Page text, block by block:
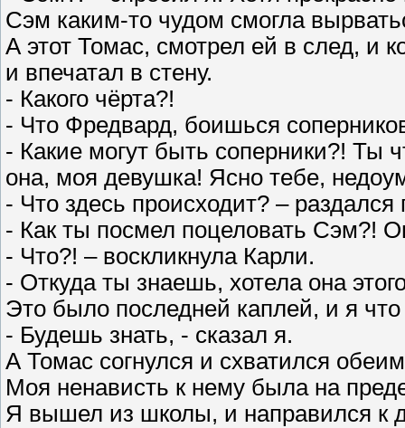
Сэм каким-то чудом смогла
А этот Томас, смотрел ей в след, и
и впечатал в стену.
- Какого чёрта?!
- Что Фредвард, боишься
- Какие могут быть соперники?!
она, моя девушка! Ясно тебе,
- Что здесь происходит? –
- Как ты посмел поцеловать Сэм?!
- Что?! – воскликнула Карли.
- Откуда ты знаешь, хотела она
Это было последней каплей, и я
- Будешь знать, - сказал я.
А Томас согнулся и схватился
Моя ненависть к нему была на
Я вышел из школы, и направился к